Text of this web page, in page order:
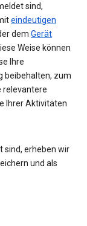
sind,
eindeutigen
dem Gerät
Weise können
Ihre
beibehalten, zum
relevantere
Ihrer Aktivitäten
sind, erheben wir
und als